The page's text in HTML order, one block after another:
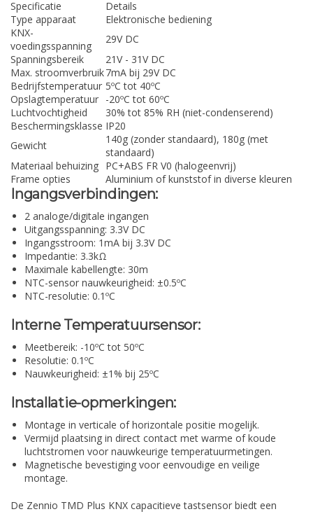
Specificatie
Details
Type apparaat
Elektronische bediening
KNX-
voedingsspanning
29V DC
Spanningsbereik
21V - 31V DC
Max. stroomverbruik7mA bij 29V DC
Bedrijfstemperatuur 5ºC tot 40ºC
Opslagtemperatuur -20ºC tot 60ºC
Luchtvochtigheid
30% tot 85% RH (niet-condenserend)
Beschermingsklasse IP20
Gewicht
140g (zonder standaard), 180g (met
standaard)
Materiaal behuizing PC+ABS FR V0 (halogeenvrij)
Frame opties
Aluminium of kunststof in diverse kleuren
Ingangsverbindingen:
2 analoge/digitale ingangen
Uitgangsspanning: 3.3V DC
Ingangsstroom: 1mA bij 3.3V DC
Impedantie: 3.3kΩ
Maximale kabellengte: 30m
NTC-sensor nauwkeurigheid: ±0.5ºC
NTC-resolutie: 0.1ºC
Interne Temperatuursensor:
Meetbereik: -10ºC tot 50ºC
Resolutie: 0.1ºC
Nauwkeurigheid: ±1% bij 25ºC
Installatie-opmerkingen:
Montage in verticale of horizontale positie mogelijk.
Vermijd plaatsing in direct contact met warme of koude
luchtstromen voor nauwkeurige temperatuurmetingen.
Magnetische bevestiging voor eenvoudige en veilige
montage.
De Zennio TMD Plus KNX capacitieve tastsensor biedt een